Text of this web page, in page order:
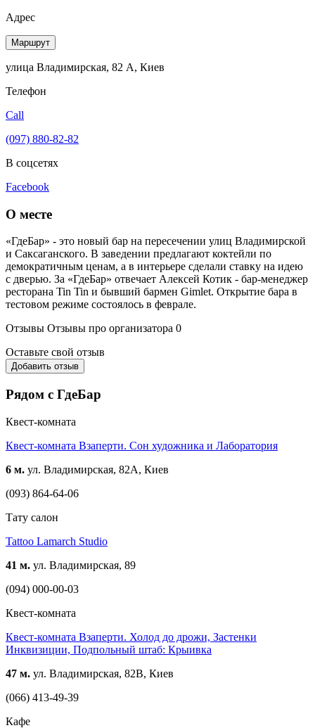
Адрес
Маршрут
улица Владимирская, 82 А, Киев
Телефон
Call
(097) 880-82-82
В соцсетях
Facebook
О месте
«ГдеБар» - это новый бар на пересечении улиц Владимирской
и Саксаганского. В заведении предлагают коктейли по
демократичным ценам, а в интерьере сделали ставку на идею
с дверью. За «ГдеБар» отвечает Алексей Котик - бар-менеджер
ресторана Tin Tin и бывший бармен Gimlet. Открытие бара в
тестовом режиме состоялось в феврале.
Отзывы Отзывы про организатора 0
Оставьте свой отзыв
Добавить отзыв
Рядом с ГдеБар
Квест-комната
Квест-комната Взаперти. Сон художника и Лаборатория
6 м. ул. Владимирская, 82А, Киев
(093) 864-64-06
Тату салон
Tattoo Lamarch Studio
41 м. ул. Владимирская, 89
(094) 000-00-03
Квест-комната
Квест-комната Взаперти. Холод до дрожи, Застенки
Инквизиции, Подпольный штаб: Крыивка
47 м. ул. Владимирская, 82В, Киев
(066) 413-49-39
Кафе